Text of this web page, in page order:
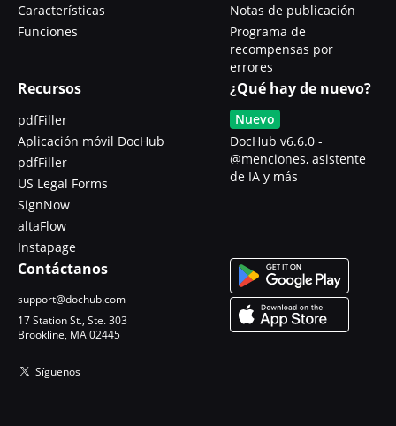
Características
Funciones
Notas de publicación
Programa de
recompensas por
errores
Recursos
pdfFiller
Aplicación móvil DocHub
pdfFiller
US Legal Forms
SignNow
altaFlow
Instapage
¿Qué hay de nuevo?
Nuevo
DocHub v6.6.0 -
@menciones, asistente
de IA y más
Contáctanos
support@dochub.com
17 Station St., Ste. 303
Brookline, MA 02445
Síguenos